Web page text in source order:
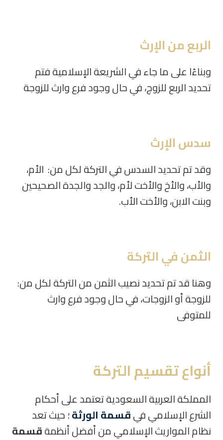
الربع من الإرث
وبناءًا على ما جاء في الشريعة الإسلامية فتم
تحديد الربع للزوج، في حال وجود فرع وارث للزوجة
سدس الإرث
وقد تم تحديد السدس في التركة لكل من: الأم،
والأب، والأخ والأخت لأم، والجد والجدة الصحيحين
وبنت الابن، والأخت الأب.
الثمن في التركة
وهنا قد تم تحديد نصيب الثمن من التركة لكل من:
للزوجة أو الزوجات، في حال وجود فرع وارث
للمتوفى
أنواع تقسيم التركة
المملكة العربية السعودية تعتمد على أحكام
الشرع الإسلامي فيقسمة الورثة؛ حيث تعد
نظام المواريث الإسلامي من أفضل أنظمةقسمة